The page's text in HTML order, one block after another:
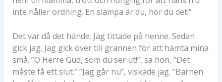
inte håller ordning. En slampa är du, hör du det!”
Det var då det hände. Jag tittade på henne. Sedan
gick jag. Jag gick över till grannen för att hämta mina
små. ”O Herre Gud, som du ser ut!”, sa hon, ”Det
måste få ett slut.” ”Jag går nu”, viskade jag. ”Barnen